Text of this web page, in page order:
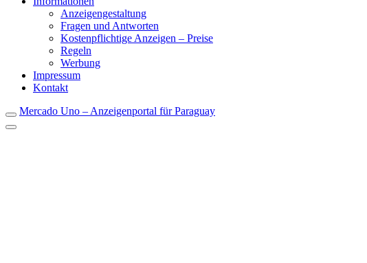
Anzeigengestaltung
Fragen und Antworten
Kostenpflichtige Anzeigen – Preise
Regeln
Werbung
Impressum
Kontakt
Mercado Uno – Anzeigenportal für Paraguay